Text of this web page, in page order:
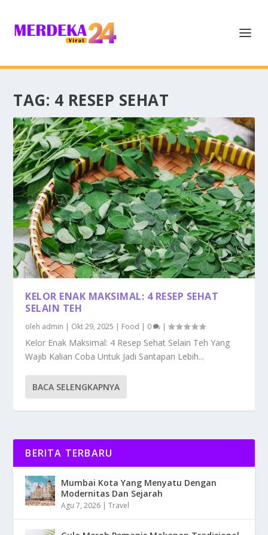
TAG: 4 RESEP SEHAT
KELOR ENAK MAKSIMAL: 4 RESEP SEHAT
SELAIN TEH
oleh admin | Okt 29, 2025 | Food | 0 |
Kelor Enak Maksimal: 4 Resep Sehat Selain Teh Yang
Wajib Kalian Coba Untuk Jadi Santapan Lebih...
BACA SELENGKAPNYA
BERITA TERBARU
Mumbai Kota Yang Menyatu Dengan
Modernitas Dan Sejarah
Agu 7, 2026 |Travel